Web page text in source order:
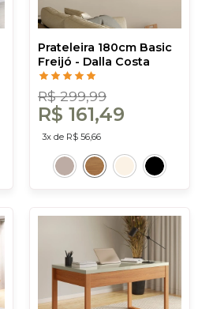
Prateleira 180cm Basic
Freijó - Dalla Costa
R$ 299,99
R$ 161,49
3x de R$ 56,66